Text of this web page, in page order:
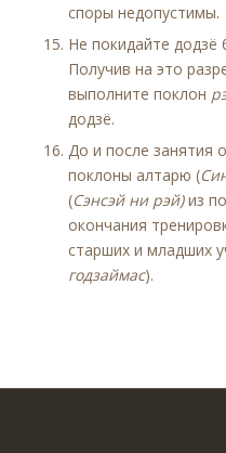
споры недопустимы.
Не покидайте додзё
Получив на это
выполните поклон
додзё.
До и после занятия
поклоны алтарю (
(Сэнсэй ни рэй)из
окончания
старших и младших
годзаймас).